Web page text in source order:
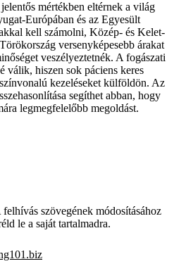
mértékben eltérnek a világ
Európában és az Egyesült
kell számolni, Közép- és Kelet-
versenyképesebb árakat
veszélyeztetnék. A fogászati
válik, hiszen sok páciens keres
kezeléseket külföldön. Az
segíthet abban, hogy
legmegfelelőbb megoldást.
szövegének módosításához
le a saját tartalmadra.